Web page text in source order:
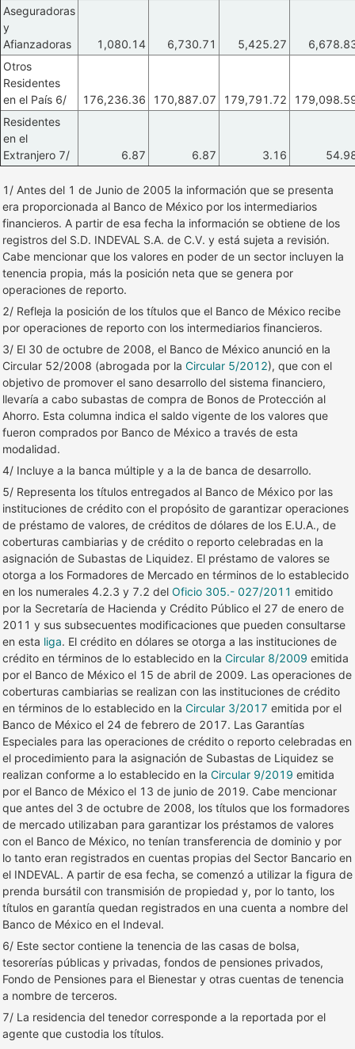
Aseguradoras
y
Afianzadoras
1,080.14 6,730.71 5,425.27
Otros
Residentes
en el País 6/
176,236.36 170,887.07 179,791.72
Residentes
en el
Extranjero 7/
6.87 6.87 3.16
1/ Antes del 1 de Junio de 2005 la información que se presenta
era proporcionada al Banco de México por los intermediarios
financieros. A partir de esa fecha la información se obtiene de los
registros del S.D. INDEVAL S.A. de C.V. y está sujeta a revisión.
Cabe mencionar que los valores en poder de un sector incluyen la
tenencia propia, más la posición neta que se genera por
operaciones de reporto.
2/ Refleja la posición de los títulos que el Banco de México recibe
por operaciones de reporto con los intermediarios financieros.
3/ El 30 de octubre de 2008, el Banco de México anunció en la
Circular 52/2008 (abrogada por la Circular 5/2012), que con el
objetivo de promover el sano desarrollo del sistema financiero,
llevaría a cabo subastas de compra de Bonos de Protección al
Ahorro. Esta columna indica el saldo vigente de los valores que
fueron comprados por Banco de México a través de esta
modalidad.
4/ Incluye a la banca múltiple y a la de banca de desarrollo.
5/ Representa los títulos entregados al Banco de México por las
instituciones de crédito con el propósito de garantizar operaciones
de préstamo de valores, de créditos de dólares de los E.U.A., de
coberturas cambiarias y de crédito o reporto celebradas en la
asignación de Subastas de Liquidez. El préstamo de valores se
otorga a los Formadores de Mercado en términos de lo establecido
en los numerales 4.2.3 y 7.2 del Oficio 305.- 027/2011 emitido
por la Secretaría de Hacienda y Crédito Público el 27 de enero de
2011 y sus subsecuentes modificaciones que pueden consultarse
en esta liga. El crédito en dólares se otorga a las instituciones de
crédito en términos de lo establecido en la Circular 8/2009 emitida
por el Banco de México el 15 de abril de 2009. Las operaciones de
coberturas cambiarias se realizan con las instituciones de crédito
en términos de lo establecido en la Circular 3/2017 emitida por el
Banco de México el 24 de febrero de 2017. Las Garantías
Especiales para las operaciones de crédito o reporto celebradas en
el procedimiento para la asignación de Subastas de Liquidez se
realizan conforme a lo establecido en la Circular 9/2019 emitida
por el Banco de México el 13 de junio de 2019. Cabe mencionar
que antes del 3 de octubre de 2008, los títulos que los formadores
de mercado utilizaban para garantizar los préstamos de valores
con el Banco de México, no tenían transferencia de dominio y por
lo tanto eran registrados en cuentas propias del Sector Bancario en
el INDEVAL. A partir de esa fecha, se comenzó a utilizar la figura de
prenda bursátil con transmisión de propiedad y, por lo tanto, los
títulos en garantía quedan registrados en una cuenta a nombre del
Banco de México en el Indeval.
6/ Este sector contiene la tenencia de las casas de bolsa,
tesorerías públicas y privadas, fondos de pensiones privados,
Fondo de Pensiones para el Bienestar y otras cuentas de tenencia
a nombre de terceros.
7/ La residencia del tenedor corresponde a la reportada por el
agente que custodia los títulos.